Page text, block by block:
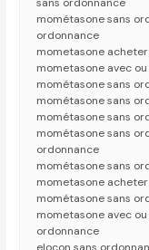
mométasone sans
ordonnance
mometasone
mometasone avec
mométasone sans
mométasone sans
mométasone sans
mométasone sans
ordonnance
mométasone sans
mometasone
mométasone sans
mometasone avec
ordonnance